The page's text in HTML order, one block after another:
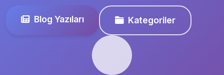
Blog Yazıları Kategoriler